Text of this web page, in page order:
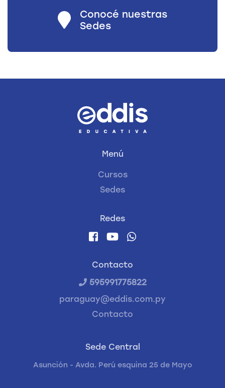
Conocé nuestras
Sedes
Menú
Cursos
Sedes
Redes
Contacto
595991775822
paraguay@eddis.com.py
Contacto
Sede Central
Asunción - Avda. Perú esquina 25 de Mayo